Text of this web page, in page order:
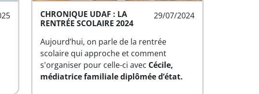
29/07/2024
CHRONIQUE UDAF : LA
RENTRÉE SCOLAIRE 2024
Aujourd’hui, on parle de la rentrée
scolaire qui approche et comment
s'organiser pour celle-ci avec Cécile,
médiatrice familiale diplômée d’état.